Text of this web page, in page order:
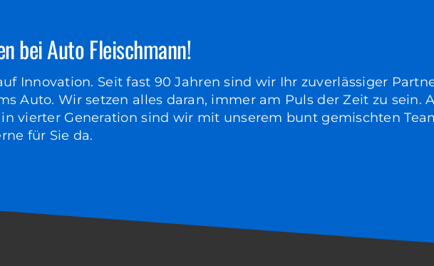
bei Auto Fleischmann!
Innovation. Seit fast 90 Jahren sind wir Ihr zuverlässiger
Auto. Wir setzen alles daran, immer am Puls der Zeit zu sein.
vierter Generation sind wir mit unserem bunt gemischten
für Sie da.